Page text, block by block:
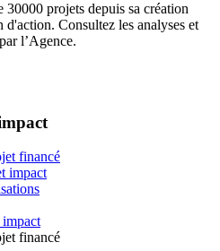
projets depuis sa création
d'action. Consultez les analyses et
l’Agence.
financé
impact
impact
financé